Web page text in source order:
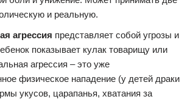
и реальную.
агрессия представляет собой угрозы и
показывает кулак товарищу или
агрессия – это уже
физическое нападение (у детей драки
укусов, царапанья, хватания за